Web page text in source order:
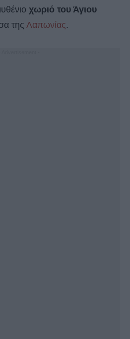
χωριό του Άγιου
της Λαπωνίας.